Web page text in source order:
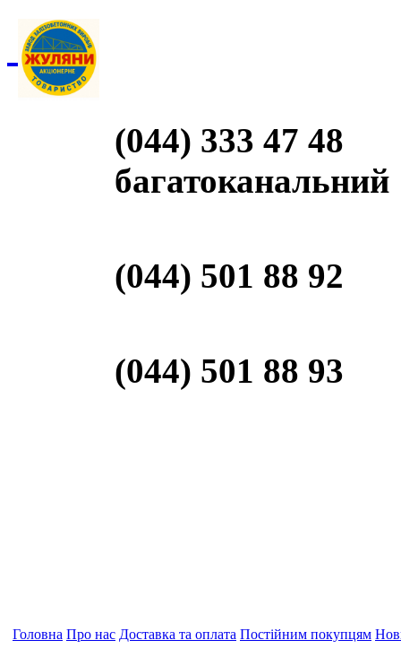
(044) 333 47 48
багатоканальний
(044) 501 88 92
(044) 501 88 93
Головна Про нас Доставка та оплата Постійним покупцям